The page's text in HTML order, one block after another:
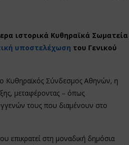
ιστορικά Κυθηραϊκά Σωματεία
υποστελέχωση του Γενικού
Κυθηραϊκός Σύνδεσμος Αθηνών, η
μεταφέροντας – όπως
τους που διαμένουν στο
επικρατεί στη μοναδική δημόσια